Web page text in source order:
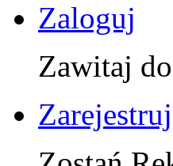
Zaloguj
Zawitaj
Zarejestruj